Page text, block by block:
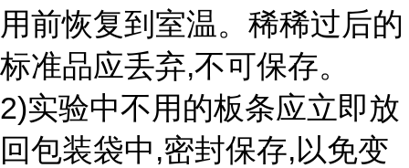
用前恢复到室温。稀稀过后的
标准品应丢弃,不可保存。
2)实验中不用的板条应立即放
回包装袋中,密封保存,以免变